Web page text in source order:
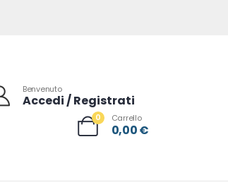
Benvenuto
Accedi / Registrati
0 Carrello
0,00€